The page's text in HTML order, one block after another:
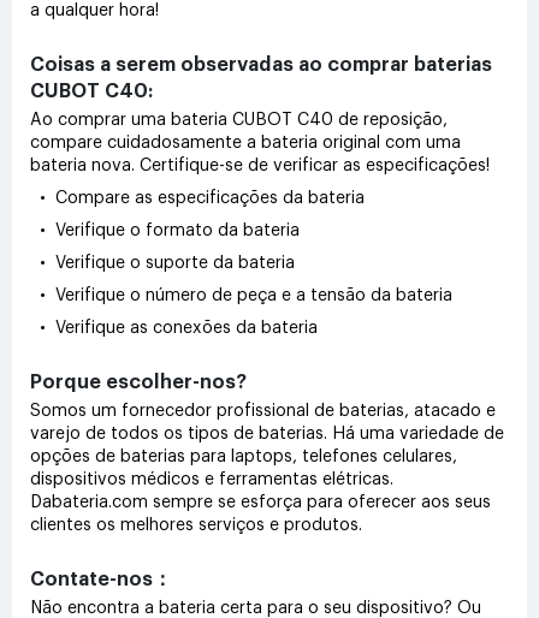
a qualquer hora!
Coisas a serem observadas ao comprar baterias
CUBOT C40:
Ao comprar uma bateria CUBOT C40 de reposição,
compare cuidadosamente a bateria original com uma
bateria nova. Certifique-se de verificar as especificações!
• Compare as especificações da bateria
• Verifique o formato da bateria
• Verifique o suporte da bateria
• Verifique o número de peça e a tensão da bateria
• Verifique as conexões da bateria
Porque escolher-nos?
Somos um fornecedor profissional de baterias, atacado e
varejo de todos os tipos de baterias. Há uma variedade de
opções de baterias para laptops, telefones celulares,
dispositivos médicos e ferramentas elétricas.
Dabateria.com sempre se esforça para oferecer aos seus
clientes os melhores serviços e produtos.
Contate-nos：
Não encontra a bateria certa para o seu dispositivo? Ou